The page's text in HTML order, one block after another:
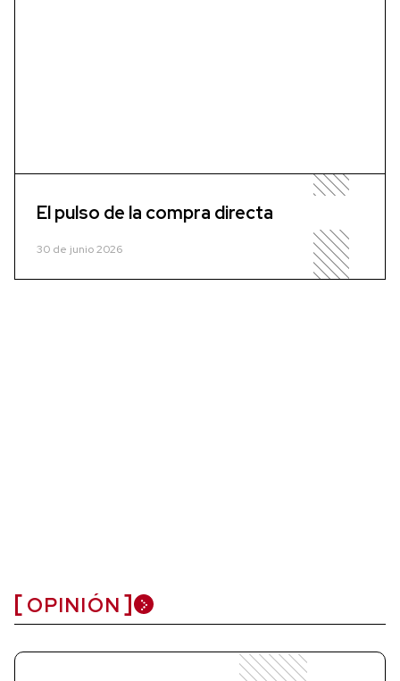
El pulso de la compra directa
30 de junio 2026
OPINIÓN